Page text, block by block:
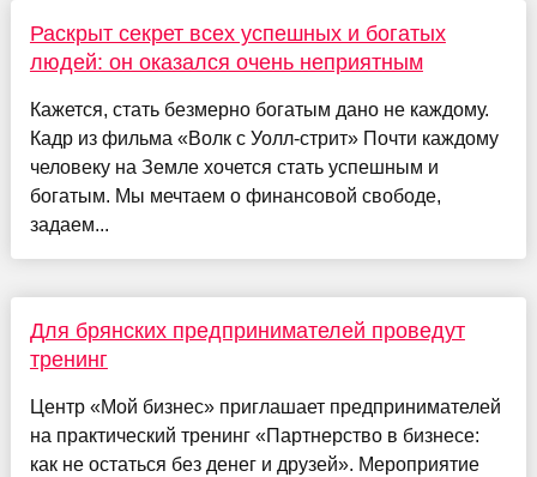
Раскрыт секрет всех успешных и богатых
людей: он оказался очень неприятным
Кажется, стать безмерно богатым дано не каждому.
Кадр из фильма «Волк с Уолл-стрит» Почти каждому
человеку на Земле хочется стать успешным и
богатым. Мы мечтаем о финансовой свободе,
задаем...
Для брянских предпринимателей проведут
тренинг
Центр «Мой бизнес» приглашает предпринимателей
на практический тренинг «Партнерство в бизнесе:
как не остаться без денег и друзей». Мероприятие